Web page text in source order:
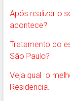
Após realizar o
acontece?
Tratamento do
São Paulo?
Veja qual o
Residencia.